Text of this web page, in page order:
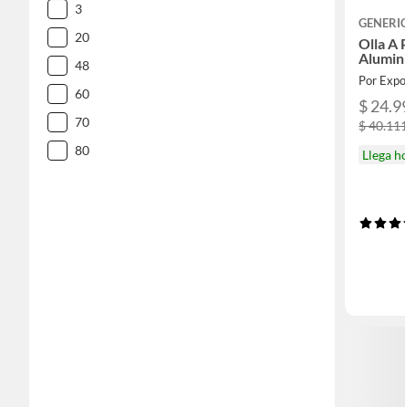
3
20
48
60
70
80
Olla A
Por
$
$
Llega